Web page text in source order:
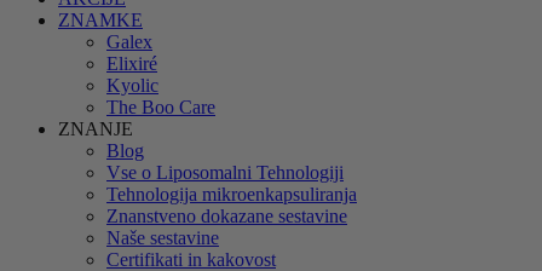
ZNAMKE
Galex
Elixiré
Kyolic
The Boo Care
ZNANJE
Blog
Vse o Liposomalni Tehnologiji
Tehnologija mikroenkapsuliranja
Znanstveno dokazane sestavine
Naše sestavine
Certifikati in kakovost